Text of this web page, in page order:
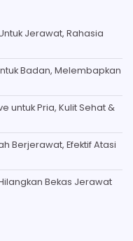
Jerawat, Rahasia
Badan, Melembapkan
untuk Pria, Kulit Sehat &
Berjerawat, Efektif Atasi
Bekas Jerawat